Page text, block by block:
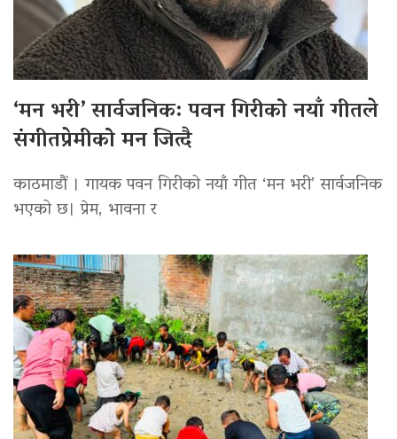
‘मन भरी’ सार्वजनिक: पवन गिरीको नयाँ गीतले
संगीतप्रेमीको मन जित्दै
काठमाडौं । गायक पवन गिरीको नयाँ गीत ‘मन भरी’ सार्वजनिक
भएको छ। प्रेम, भावना र